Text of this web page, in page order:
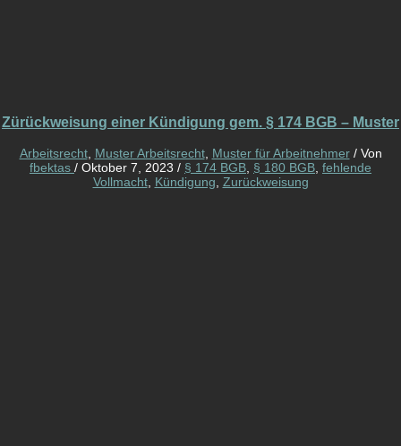
Zürückweisung einer Kündigung gem. § 174 BGB – Muster
Arbeitsrecht, Muster Arbeitsrecht, Muster für Arbeitnehmer/ Von
fbektas / Oktober 7, 2023 / § 174 BGB § 180 BGB fehlende
Vollmacht, Kündigung Zurückweisung